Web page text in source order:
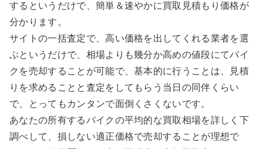
するというだけで、簡単＆速やかに買取見積もり価格が
分かります。
サイトの一括査定で、高い価格を出してくれる業者を選
ぶというだけで、相場よりも幾分か高めの値段にてバイ
クを売却することが可能で、基本的に行うことは、見積
りを求めることと査定をしてもらう当日の同伴くらい
で、とってもカンタンで面倒くさくないです。
あなたの所有するバイクの平均的な買取相場を詳しく下
調べして、損しない適正価格で売却することが理想で